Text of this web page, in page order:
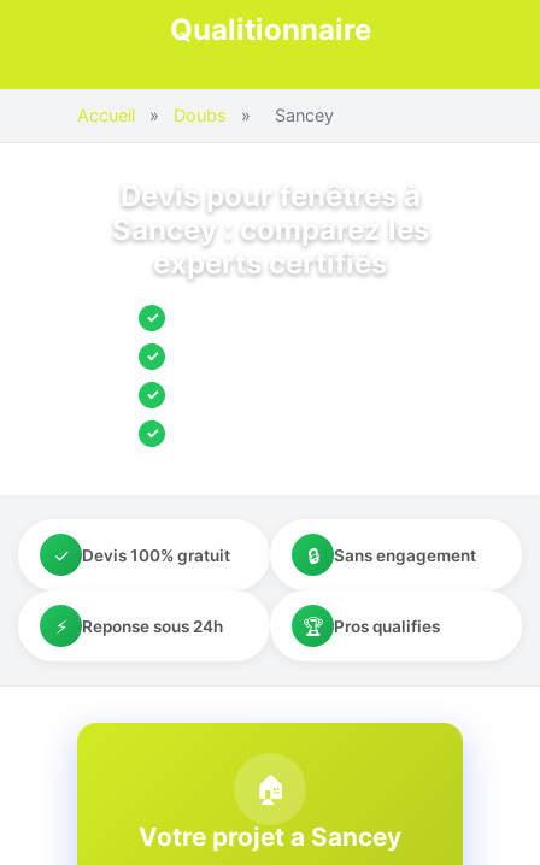
Qualitionnaire
Accueil » Doubs » Sancey
Devis pour fenêtres à
Sancey : comparez les
experts certifiés
✓
✓
✓
✓
✓ Devis 100% gratuit 🔒 Sans engagement
⚡ Reponse sous 24h 🏆 Pros qualifies
🏠
Votre projet a Sancey